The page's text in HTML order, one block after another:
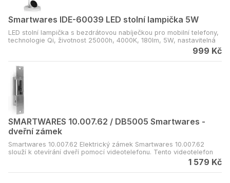
Smartwares IDE-60039 LED stolní lampička 5W
LED stolní lampička s bezdrátovou nabíječkou pro mobilní telefony,
technologie Qi, životnost 25000h, 4000K, 180lm, 5W, nastavitelná
999 Kč
SMARTWARES 10.007.62 / DB5005 Smartwares -
dveřní zámek
Smartwares 10.007.62 Elektrický zámek Smartwares 10.007.62
slouží k otevírání dveří pomocí videotelefonu. Tento videotelefon
musí být značky Smartwares. Zámek je univerzální, protože je
možné ho nainstalovat tak, aby se dveře otevíraly doprava nebo
doleva.
1 579 Kč